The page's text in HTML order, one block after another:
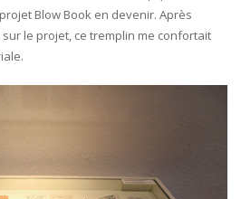
Blow Book en devenir. Après
le projet, ce tremplin me confortait